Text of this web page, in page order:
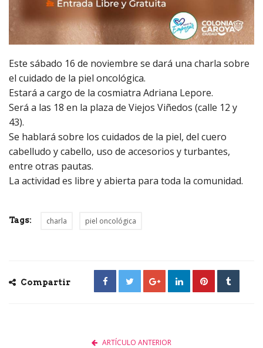
Este sábado 16 de noviembre se dará una charla sobre
el cuidado de la piel oncológica.
Estará a cargo de la cosmiatra Adriana Lepore.
Será a las 18 en la plaza de Viejos Viñedos (calle 12 y
43).
Se hablará sobre los cuidados de la piel, del cuero
cabelludo y cabello, uso de accesorios y turbantes,
entre otras pautas.
La actividad es libre y abierta para toda la comunidad.
Tags: charla piel oncológica
Compartir
ARTÍCULO ANTERIOR